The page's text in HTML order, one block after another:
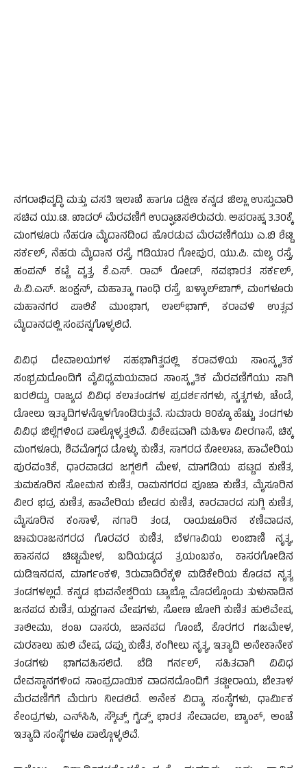
ನಗರಾಭಿವೃದ್ಧಿ ಮತ್ತು ವಸತಿ ಇಲಾಖೆ ಹಾಗೂ ದಕ್ಷಿಣ ಕನ್ನಡ ಜಿಲ್ಲಾ ಉಸ್ತುವಾರಿ
ಸಚಿವ ಯು.ಟಿ. ಖಾದರ್ ಮೆರವಣಿಗೆ ಉದ್ಘಾಟಿಸಲಿರುವರು. ಅಪರಾಹ್ನ 3.30ಕ್ಕೆ
ಮಂಗಳೂರು ನೆಹರೂ ಮೈದಾನದಿಂದ ಹೊರಡುವ ಮೆರವಣಿಗೆಯು ಎ.ಬಿ ಶೆಟ್ಟಿ
ಸರ್ಕಲ್, ನೆಹರು ಮೈದಾನ ರಸ್ತೆ, ಗಡಿಯಾರ ಗೋಪುರ, ಯು.ಪಿ. ಮಲ್ಯ ರಸ್ತೆ,
ಹಂಪನ್ ಕಟ್ಟೆ ವೃತ್ತ, ಕೆ.ಎಸ್. ರಾವ್ ರೋಡ್, ನವಭಾರತ ಸರ್ಕಲ್,
ಪಿ.ವಿ.ಎಸ್. ಜಂಕ್ಷನ್, ಮಹಾತ್ಮಾ ಗಾಂಧಿ ರಸ್ತೆ, ಬಳ್ಳಾಲ್‍ಬಾಗ್, ಮಂಗಳೂರು
ಮಹಾನಗರ ಪಾಲಿಕೆ ಮುಂಭಾಗ, ಲಾಲ್‍ಭಾಗ್, ಕರಾವಳಿ ಉತ್ಸವ
ಮೈದಾನದಲ್ಲಿ ಸಂಪನ್ನಗೊಳ್ಳಲಿದೆ.
ವಿವಿಧ ದೇವಾಲಯಗಳ ಸಹಭಾಗಿತ್ವದಲ್ಲಿ ಕರಾವಳಿಯ ಸಾಂಸ್ಕೃತಿಕ
ಸಂಭ್ರಮದೊಂದಿಗೆ ವೈವಿಧ್ಯಮಯವಾದ ಸಾಂಸ್ಕೃತಿಕ ಮೆರವಣಿಗೆಯು ಸಾಗಿ
ಬರಲಿದ್ದು, ರಾಜ್ಯದ ವಿವಿಧ ಕಲಾತಂಡಗಳ ಪ್ರದರ್ಶನಗಳು, ನೃತ್ಯಗಳು, ಚೆಂಡೆ,
ಡೋಲು ಇತ್ಯಾದಿಗಳನ್ನೊಳಗೊಂಡಿರುತ್ತವೆ. ಸುಮಾರು 80ಕ್ಕೂ ಹೆಚ್ಚು ತಂಡಗಳು
ವಿವಿಧ ಜಿಲ್ಲೆಗಳಿಂದ ಪಾಲ್ಗೊಳ್ಳತ್ತಲಿವೆ. ವಿಶೇಷವಾಗಿ ಮಹಿಳಾ ವೀರಗಾಸೆ, ಚಿಕ್ಕ
ಮಂಗಳೂರು, ಶಿವಮೊಗ್ಗದ ಡೊಳ್ಳು ಕುಣಿತ, ಸಾಗರದ ಕೋಲಾಟ, ಹಾವೇರಿಯ
ಪುರವಂತಿಕೆ, ಧಾರವಾಡದ ಜಗ್ಗಲಿಗೆ ಮೇಳ, ಮಾಗಡಿಯ ಪಟ್ಟದ ಕುಣಿತ,
ತುಮಕೂರಿನ ಸೋಮನ ಕುಣಿತ, ರಾಮನಗರದ ಪೂಜಾ ಕುಣಿತ, ಮೈಸೂರಿನ
ವೀರ ಭದ್ರ ಕುಣಿತ, ಹಾವೇರಿಯ ಬೇಡರ ಕುಣಿತ, ಕಾರವಾರದ ಸುಗ್ಗಿ ಕುಣಿತ,
ಮೈಸೂರಿನ ಕಂಸಾಳೆ, ನಗಾರಿ ತಂಡ, ರಾಯಚೂರಿನ ಕಣಿವಾದನ,
ಚಾಮರಾಜನಗರದ ಗೊರವರ ಕುಣಿತ, ಬೆಳಗಾವಿಯ ಲಂಬಾಣಿ ನೃತ್ಯ,
ಹಾಸನದ ಚಿಟ್ಟಿಮೇಳ, ಬದಿಯಡ್ಕದ ತ್ರಯಂಬಕಂ, ಕಾಸರಗೋಡಿನ
ದುಡಿಇನದನ, ಮಾರ್ಗಂಕಳಿ, ತಿರುವಾದಿರೆಕ್ಕಳಿ ಮಡಿಕೇರಿಯ ಕೊಡವ ನೃತ್ಯ
ತಂಡಗಳಲ್ಲದೆ. ಕನ್ನಡ ಭುವನೇಶ್ವರಿಯ ಟ್ಯಾಬ್ಲೊ ಮೊದಲ್ಗೊಂಡು ತುಳುನಾಡಿನ
ಜನಪದ ಕುಣಿತ, ಯಕ್ಷಗಾನ ವೇಷಗಳು, ಸೋಣ ಜೋಗಿ ಕುಣಿತ ಹುಲಿವೇಷ,
ತಾಲೀಮು, ಶಂಖ ದಾಸರು, ಜಾನಪದ ಗೊಂಬೆ, ಕೊರಗರ ಗಜಮೇಳ,
ಮರಕಾಲು ಹುಲಿ ವೇಷ, ದಪ್ಪು ಕುಣಿತ, ಕಂಗೀಲು ನೃತ್ಯ, ಇತ್ಯಾದಿ ಅನೇಕಾನೇಕ
ತಂಡಗಳು ಭಾಗವಹಿಸಲಿದೆ. ಬೆಡಿ ಗರ್ನಲ್, ಸಹಿತವಾಗಿ ವಿವಿಧ
ದೇವಸ್ಥಾನಗಳಿಂದ ಸಾಂಪ್ರದಾಯಿಕ ವಾದನದೊಂದಿಗೆ ತಟ್ಟೀರಾಯ, ಬೇತಾಳ
ಮೆರವಣಿಗೆಗೆ ಮೆರುಗು ನೀಡಲಿದೆ. ಅನೇಕ ವಿದ್ಯಾ ಸಂಸ್ಥೆಗಳು, ಧಾರ್ಮಿಕ
ಕೇಂದ್ರಗಳು, ಎನ್‍ಸಿಸಿ, ಸ್ಕೌಟ್ಸ್ ಗೈಡ್ಸ್ ಭಾರತ ಸೇವಾದಲ, ಬ್ಯಾಂಕ್, ಅಂಚೆ
ಇತ್ಯಾದಿ ಸಂಸ್ಥೆಗಳೂ ಪಾಲ್ಗೊಳ್ಳಲಿವೆ.